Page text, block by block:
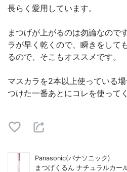
長らく愛用しています。
まつげが上がるのは勿論なので
ラが早く乾くので、瞬きをして
るので、そこもオススメです。
マスカラを2本以上使っている
つけた一番あとにコレを使って
Panasonic(パナソニック)
まつげくるん ナチュラルカー